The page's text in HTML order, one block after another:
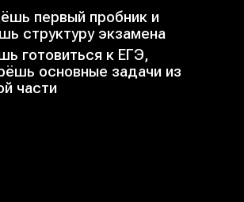
первый пробник и
структуру экзамена
готовиться к ЕГЭ,
основные задачи из
части